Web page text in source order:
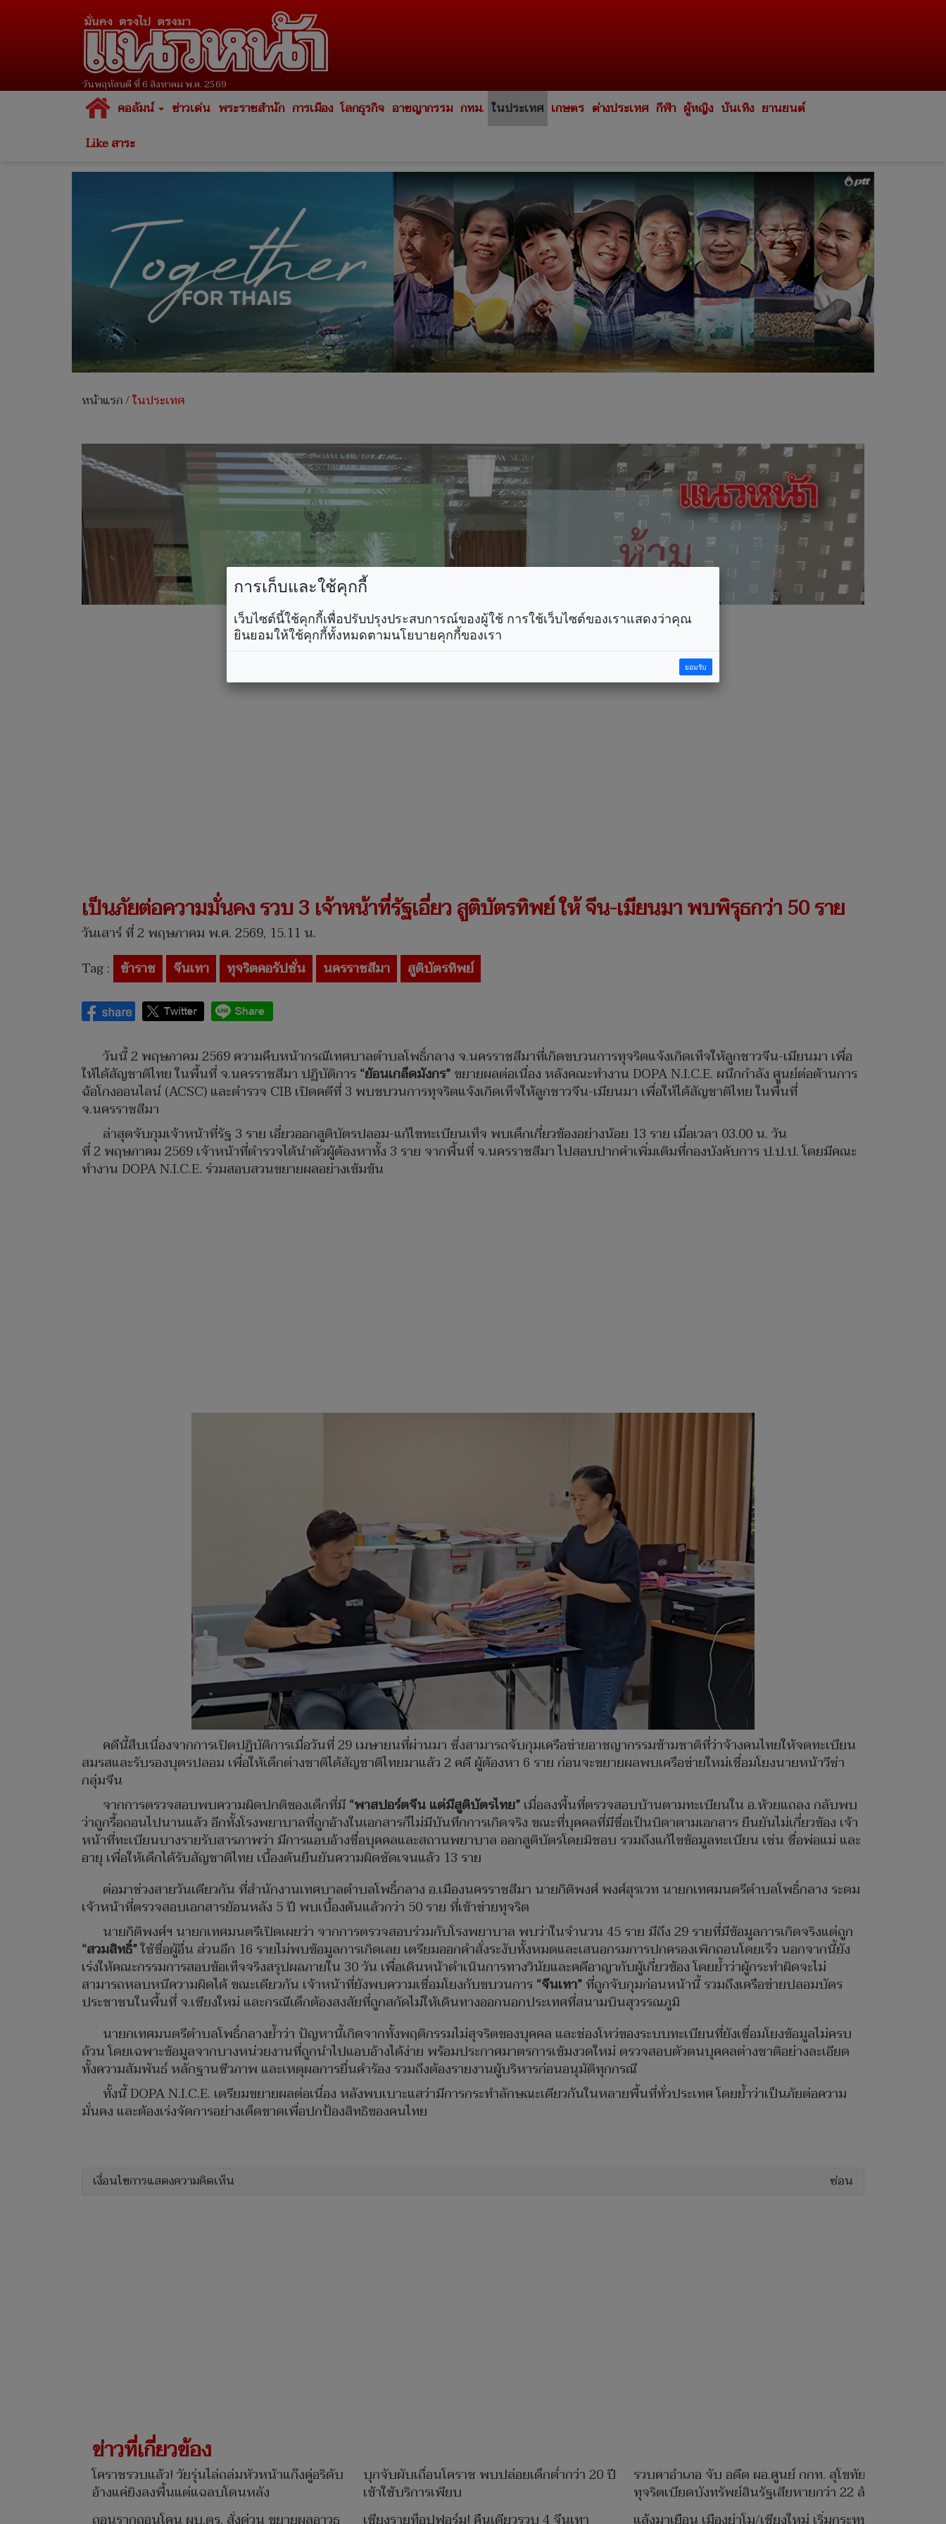
วันพฤหัสบดี ที่ 6 สิงหาคม พ.ศ. 2569
คอลัมน์ ข่าวเด่น พระราชสำนัก การเมือง โลกธุรกิจ อาชญากรรม กทม. ในประเทศ เกษตร ต่างประเทศ กีฬา ผู้หญิง บันเทิง ยานยนต์
Like สาระ
หน้าแรก/ในประเทศ
เป็นภัยต่อความมั่นคง รวบ 3 เจ้าหน้าที่รัฐเอี่ยว สูติบัตรทิพย์ ให้ จีน-เมียนมา พบพิรุธกว่า 50 ราย
วันเสาร์ ที่ 2 พฤษภาคม พ.ศ. 2569, 15.11 น.
Tag : ข้าราช จีนเทา ทุจริตคอรัปชั่น นครราชสีมา สูติบัตรทิพย์
วันนี้ 2 พฤษภาคม 2569 ความคืบหน้ากรณีเทศบาลตำบลโพธิ์กลาง จ.นครราชสีมาที่เกิดขบวนการทุจริตแจ้งเกิดเท็จให้ลูกชาวจีน-เมียนมา เพื่อ
ให้ได้สัญชาติไทย ในพื้นที่ จ.นครราชสีมา ปฏิบัติการ“ย้อนเกล็ดมังกร”ขยายผลต่อเนื่อง หลังคณะทำงาน DOPA N.I.C.E. ผนึกกำลัง ศูนย์ต่อต้านการ
ฉ้อโกงออนไลน์ (ACSC) และตำรวจ CIB เปิดคดีที่ 3 พบขบวนการทุจริตแจ้งเกิดเท็จให้ลูกชาวจีน-เมียนมา เพื่อให้ได้สัญชาติไทย ในพื้นที่
จ.นครราชสีมา
ล่าสุดจับกุมเจ้าหน้าที่รัฐ 3 ราย เอี่ยวออกสูติบัตรปลอม-แก้ไขทะเบียนเท็จ พบเด็กเกี่ยวข้องอย่างน้อย 13 ราย เมื่อเวลา 03.00 น. วัน
ที่ 2 พฤษภาคม 2569 เจ้าหน้าที่ตำรวจได้นำตัวผู้ต้องหาทั้ง 3 ราย จากพื้นที่ จ.นครราชสีมา ไปสอบปากคำเพิ่มเติมที่กองบังคับการ ป.ป.ป. โดยมีคณะ
ทำงาน DOPA N.I.C.E. ร่วมสอบสวนขยายผลอย่างเข้มข้น
คดีนี้สืบเนื่องจากการเปิดปฏิบัติการเมื่อวันที่ 29 เมษายนที่ผ่านมา ซึ่งสามารถจับกุมเครือข่ายอาชญากรรมข้ามชาติที่ว่าจ้างคนไทยให้จดทะเบียน
สมรสและรับรองบุตรปลอม เพื่อให้เด็กต่างชาติได้สัญชาติไทยมาแล้ว 2 คดี ผู้ต้องหา 6 ราย ก่อนจะขยายผลพบเครือข่ายใหม่เชื่อมโยงนายหน้าวีซ่า
กลุ่มจีน
จากการตรวจสอบพบความผิดปกติของเด็กที่มี“พาสปอร์ตจีน แต่มีสูติบัตรไทย”เมื่อลงพื้นที่ตรวจสอบบ้านตามทะเบียนใน อ.ห้วยแถลง กลับพบ
ว่าถูกรื้อถอนไปนานแล้ว อีกทั้งโรงพยาบาลที่ถูกอ้างในเอกสารก็ไม่มีบันทึกการเกิดจริง ขณะที่บุคคลที่มีชื่อเป็นบิดาตามเอกสาร ยืนยันไม่เกี่ยวข้อง เจ้า
หน้าที่ทะเบียนบางรายรับสารภาพว่า มีการแอบอ้างชื่อบุคคลและสถานพยาบาล ออกสูติบัตรโดยมิชอบ รวมถึงแก้ไขข้อมูลทะเบียน เช่น ชื่อพ่อแม่ และ
อายุ เพื่อให้เด็กได้รับสัญชาติไทย เบื้องต้นยืนยันความผิดชัดเจนแล้ว 13 ราย
ต่อมาช่วงสายวันเดียวกัน ที่สำนักงานเทศบาลตำบลโพธิ์กลาง อ.เมืองนครราชสีมา นายกิติพงศ์ พงศ์สุรเวท นายกเทศมนตรีตำบลโพธิ์กลาง ระดม
เจ้าหน้าที่ตรวจสอบเอกสารย้อนหลัง 5 ปี พบเบื้องต้นแล้วกว่า 50 ราย ที่เข้าข่ายทุจริต
นายกิติพงศ์ฯ นายกเทศมนตรีเปิดเผยว่า จากการตรวจสอบร่วมกับโรงพยาบาล พบว่าในจำนวน 45 ราย มีถึง 29 รายที่มีข้อมูลการเกิดจริงแต่ถูก
“สวมสิทธิ์”ใช้ชื่อผู้อื่น ส่วนอีก 16 รายไม่พบข้อมูลการเกิดเลย เตรียมออกคำสั่งระงับทั้งหมดและเสนอกรมการปกครองเพิกถอนโดยเร็ว นอกจากนี้ยัง
เร่งให้คณะกรรมการสอบข้อเท็จจริงสรุปผลภายใน 30 วัน เพื่อเดินหน้าดำเนินการทางวินัยและคดีอาญากับผู้เกี่ยวข้อง โดยย้ำว่าผู้กระทำผิดจะไม่
สามารถหลบหนีความผิดได้ ขณะเดียวกัน เจ้าหน้าที่ยังพบความเชื่อมโยงกับขบวนการ“จีนเทา”ที่ถูกจับกุมก่อนหน้านี้ รวมถึงเครือข่ายปลอมบัตร
ประชาชนในพื้นที่ จ.เชียงใหม่ และกรณีเด็กต้องสงสัยที่ถูกสกัดไม่ให้เดินทางออกนอกประเทศที่สนามบินสุวรรณภูมิ
นายกเทศมนตรีตำบลโพธิ์กลางย้ำว่า ปัญหานี้เกิดจากทั้งพฤติกรรมไม่สุจริตของบุคคล และช่องโหว่ของระบบทะเบียนที่ยังเชื่อมโยงข้อมูลไม่ครบ
ถ้วน โดยเฉพาะข้อมูลจากบางหน่วยงานที่ถูกนำไปแอบอ้างได้ง่าย พร้อมประกาศมาตรการเข้มงวดใหม่ ตรวจสอบตัวตนบุคคลต่างชาติอย่างละเอียด
ทั้งความสัมพันธ์ หลักฐานชีวภาพ และเหตุผลการยื่นคำร้อง รวมถึงต้องรายงานผู้บริหารก่อนอนุมัติทุกกรณี
ทั้งนี้ DOPA N.I.C.E. เตรียมขยายผลต่อเนื่อง หลังพบเบาะแสว่ามีการกระทำลักษณะเดียวกันในหลายพื้นที่ทั่วประเทศ โดยย้ำว่าเป็นภัยต่อความ
มั่นคง และต้องเร่งจัดการอย่างเด็ดขาดเพื่อปกป้องสิทธิของคนไทย
เงื่อนไขการแสดงความคิดเห็น ซ่อน
ข่าวที่เกี่ยวข้อง
โคราชรวบแล้ว! วัยรุ่นไล่ถล่มหัวหน้าแก๊งคู่อริดับ
อ้างแค่ยิงลงพื้นแต่แฉลบโดนหลัง
บุกจับผับเถื่อนโคราช พบปล่อยเด็กต่ำกว่า 20 ปี
เข้าใช้บริการเพียบ
รวบคาอำเภอ จับ อดีต ผอ.ศูนย์ กกท. สุโขทัย
ทุจริตเบียดบังทรัพย์สินรัฐเสียหายกว่า 22 ล้าน
การเก็บและใช้คุกกี้
เว็บไซต์นี้ใช้คุกกี้เพื่อปรับปรุงประสบการณ์ของผู้ใช้ การใช้เว็บไซต์ของเราแสดงว่าคุณ
ยินยอมให้ใช้คุกกี้ทั้งหมดตามนโยบายคุกกี้ของเรา
ยอมรับ